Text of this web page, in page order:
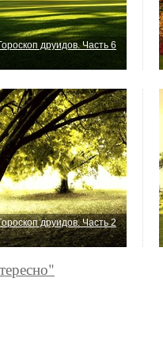
друидов. Часть 6
друидов. Часть 2